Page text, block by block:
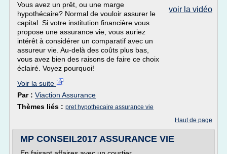
voir la vidéo
Vous avez un prêt, ou une marge
hypothécaire? Normal de vouloir assurer le
capital. Si votre institution financière vous
propose une assurance vie, vous auriez
intérêt à considérer un comparatif avec un
assureur vie. Au-delà des coûts plus bas,
vous avez bien des raisons de faire ce choix
éclairé. Voyez pourquoi!
Voir la suite
Par : Viaction Assurance
Thèmes liés : pret hypothecaire assurance vie
Haut de page
MP CONSEIL2017 ASSURANCE VIE